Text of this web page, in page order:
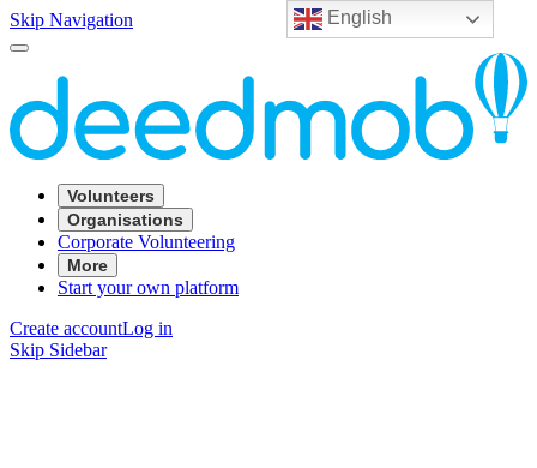
English
Skip Navigation
Volunteers
Organisations
Corporate Volunteering
More
Start your own platform
Create accountLog in
Skip Sidebar